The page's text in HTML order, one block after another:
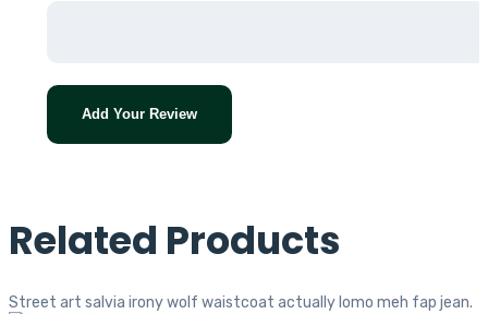
Add Your Review
Related Products
Street art salvia irony wolf waistcoat actually lomo meh fap jean.